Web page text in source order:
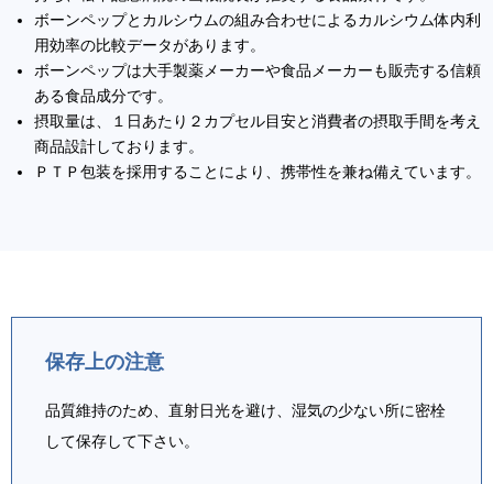
ボーンペップとカルシウムの組み合わせによるカルシウム体内利
用効率の比較データがあります。
ボーンペップは大手製薬メーカーや食品メーカーも販売する信頼
ある食品成分です。
摂取量は、１日あたり２カプセル目安と消費者の摂取手間を考え
商品設計しております。
ＰＴＰ包装を採用することにより、携帯性を兼ね備えています。
保存上の注意
品質維持のため、直射日光を避け、湿気の少ない所に密栓
して保存して下さい。